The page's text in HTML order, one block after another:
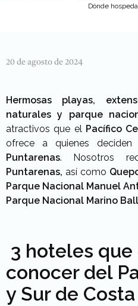
Dónde
20 de agosto de 2024
Hermosas playas,
naturales y parque
atractivos que el Pacífico
ofrece a quienes
Puntarenas. Nosotros
Puntarenas, así como
Parque Nacional Manuel
Parque Nacional Marino
3 hoteles que
conocer del
y Sur de